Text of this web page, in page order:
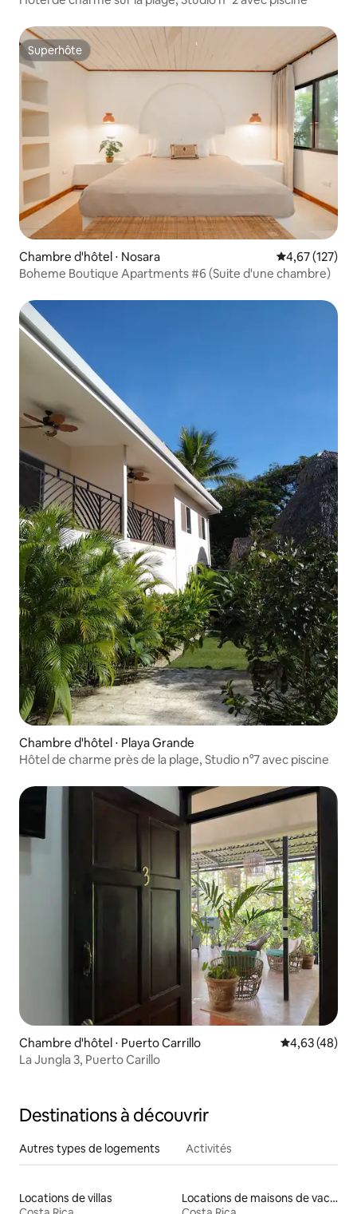
Superhôte
Superhôte
Chambre d'hôtel ⋅ Nosara Évaluation
4,67 (127)
Boheme Boutique Apartments #6 (Suite d'une chambre)
Chambre d'hôtel ⋅ Playa Grande
Hôtel de charme près de la plage, Studio n°7 avec piscine
Chambre d'hôtel ⋅ Puerto Carrillo Évaluation
4,63 (48)
La Jungla 3, Puerto Carillo
Destinations à découvrir
Autres types de logements Activités
Locations de villas
Locations de maisons de vacances